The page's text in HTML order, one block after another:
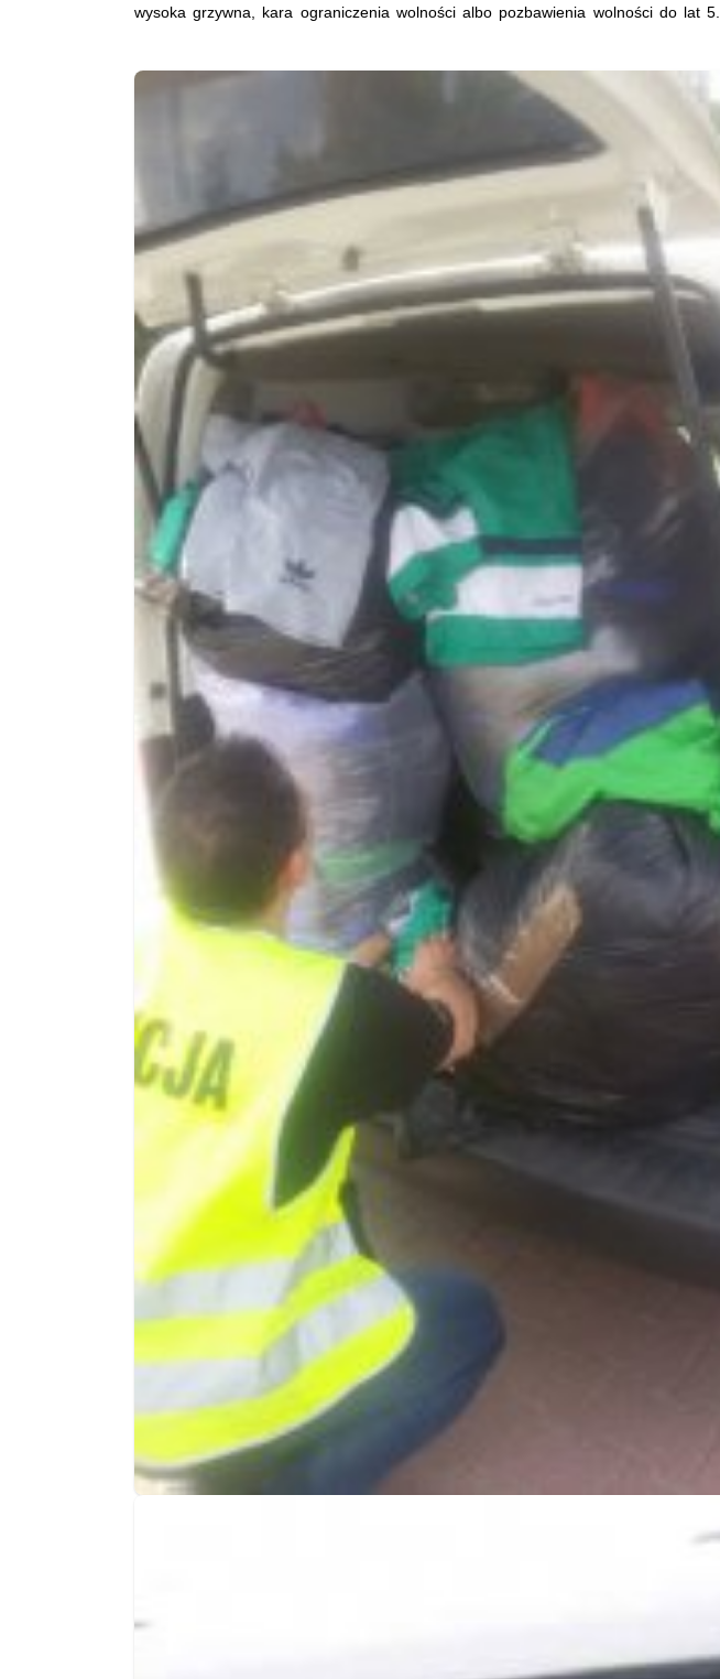
wysoka grzywna, kara ograniczenia wolności albo pozbawienia wolności do lat 5.